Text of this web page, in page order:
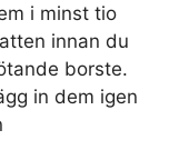
i minst tio
innan du
borste.
in dem igen